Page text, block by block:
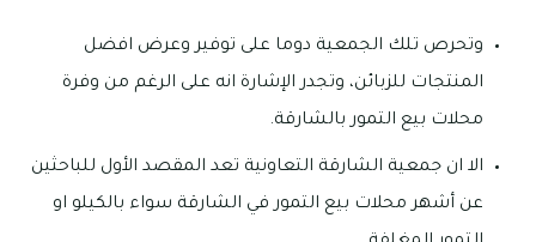
وتحرص تلك الجمعية دوما على توفير وعرض افضل
المنتجات للزبائن، وتجدر الإشارة انه على الرغم من وفرة
محلات بيع التمور بالشارقة.
الا ان جمعية الشارقة التعاونية تعد المقصد الأول للباحثين
عن أشهر محلات بيع التمور في الشارقة سواء بالكيلو او